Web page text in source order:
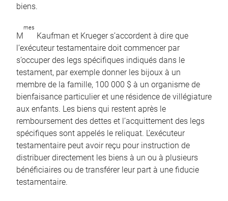
biens.
M
mes
Kaufman et Krueger s’accordent à dire que
l’exécuteur testamentaire doit commencer par
s’occuper des legs spécifiques indiqués dans le
testament, par exemple donner les bijoux à un
membre de la famille, 100 000 $ à un organisme de
bienfaisance particulier et une résidence de villégiature
aux enfants. Les biens qui restent après le
remboursement des dettes et l’acquittement des legs
spécifiques sont appelés le reliquat. L’exécuteur
testamentaire peut avoir reçu pour instruction de
distribuer directement les biens à un ou à plusieurs
bénéficiaires ou de transférer leur part à une fiducie
testamentaire.